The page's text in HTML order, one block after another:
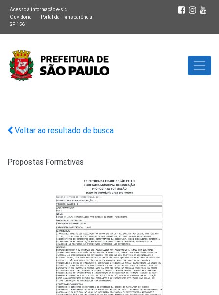
Acesso à informação e-sic
Ouvidoria
Portal da Transparência
SP 156
Voltar ao resultado de busca
Propostas Formativas